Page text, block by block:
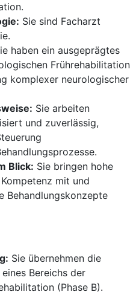
Sie sind Facharzt
haben ein ausgeprägtes
Frührehabilitation
komplexer neurologischer
Sie arbeiten
und zuverlässig,
Blick: Sie bringen hohe
mit und
Behandlungskonzepte
Sie übernehmen die
Bereichs der
(Phase B).